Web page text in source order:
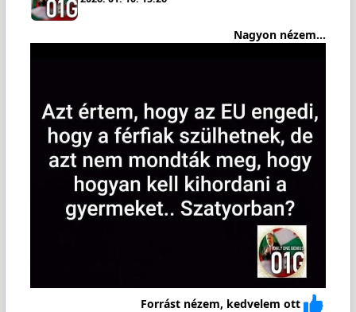
Nagyon nézem...
Forrást nézem, kedvelem ott